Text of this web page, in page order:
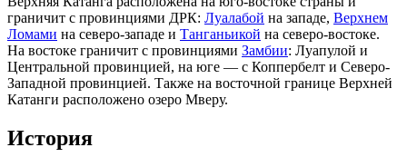
граничит с провинциями ДРК: Луалабой на западе, Верхнем
Ломами на северо-западе и Танганьикой на северо-востоке.
На востоке граничит с провинциями Замбии: Луапулой и
Центральной провинцией, на юге — с Коппербелт и Северо-
Западной провинцией. Также на восточной границе Верхней
Катанги расположено озеро Мверу.
История